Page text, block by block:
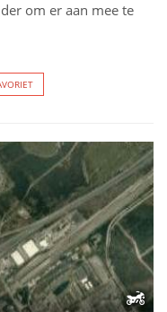
om er aan mee te